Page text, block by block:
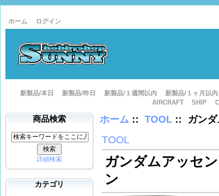
ホーム ログイン
新製品/本日 新製品/昨日 新製品/１週間以内
新製品/１ヶ月以内
AIRCRAFT
SHIP
商品検索
詳細検索
カテゴリ
ホーム ::TOOL :: ガンダ
TOOL
ガンダムアッセ
ン